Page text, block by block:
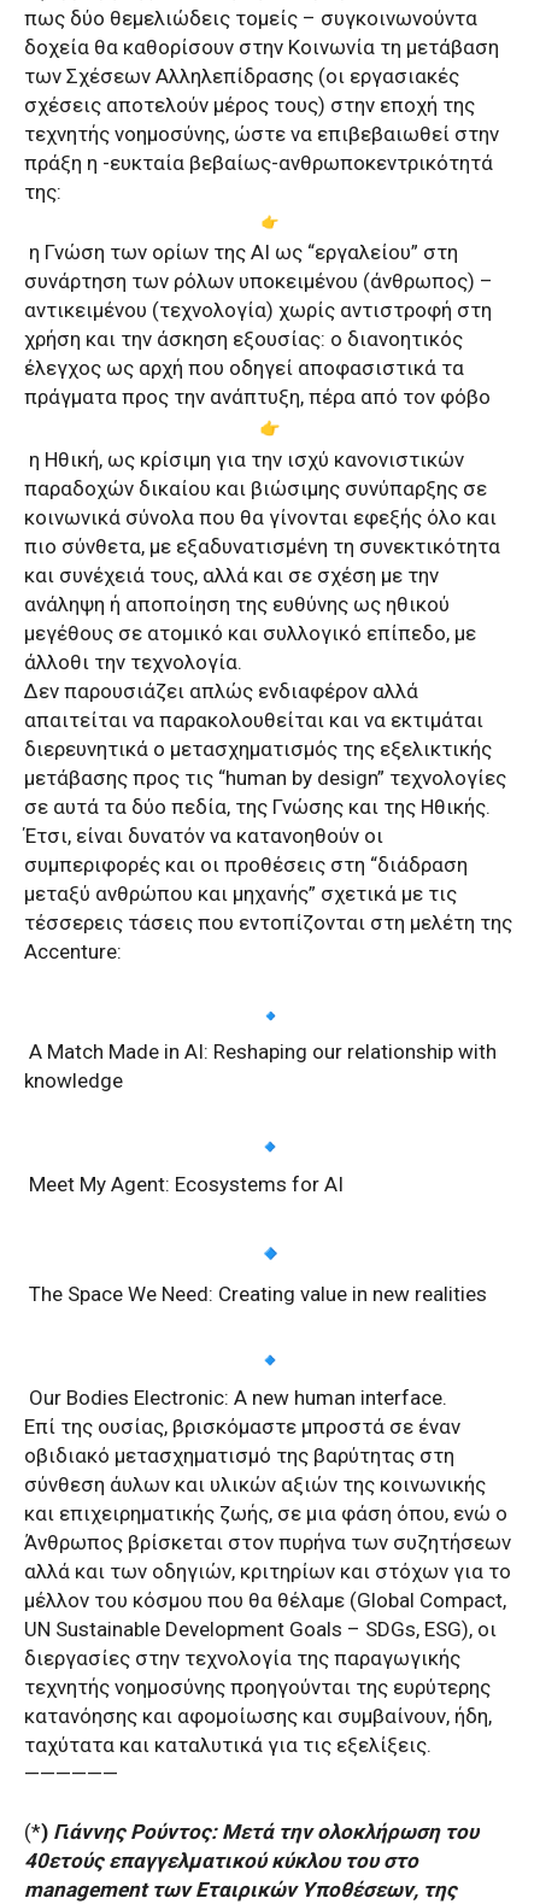
πως δύο θεμελιώδεις τομείς – συγκοινωνούντα
δοχεία θα καθορίσουν στην Κοινωνία τη μετάβαση
των Σχέσεων Αλληλεπίδρασης (οι εργασιακές
σχέσεις αποτελούν μέρος τους) στην εποχή της
τεχνητής νοημοσύνης, ώστε να επιβεβαιωθεί στην
πράξη η -ευκταία βεβαίως-ανθρωποκεντρικότητά
της:
η Γνώση των ορίων της ΑΙ ως “εργαλείου” στη
συνάρτηση των ρόλων υποκειμένου (άνθρωπος) –
αντικειμένου (τεχνολογία) χωρίς αντιστροφή στη
χρήση και την άσκηση εξουσίας: ο διανοητικός
έλεγχος ως αρχή που οδηγεί αποφασιστικά τα
πράγματα προς την ανάπτυξη, πέρα από τον φόβο
η Ηθική, ως κρίσιμη για την ισχύ κανονιστικών
παραδοχών δικαίου και βιώσιμης συνύπαρξης σε
κοινωνικά σύνολα που θα γίνονται εφεξής όλο και
πιο σύνθετα, με εξαδυνατισμένη τη συνεκτικότητα
και συνέχειά τους, αλλά και σε σχέση με την
ανάληψη ή αποποίηση της ευθύνης ως ηθικού
μεγέθους σε ατομικό και συλλογικό επίπεδο, με
άλλοθι την τεχνολογία.
Δεν παρουσιάζει απλώς ενδιαφέρον αλλά
απαιτείται να παρακολουθείται και να εκτιμάται
διερευνητικά ο μετασχηματισμός της εξελικτικής
μετάβασης προς τις “human by design” τεχνολογίες
σε αυτά τα δύο πεδία, της Γνώσης και της Ηθικής.
Έτσι, είναι δυνατόν να κατανοηθούν οι
συμπεριφορές και οι προθέσεις στη “διάδραση
μεταξύ ανθρώπου και μηχανής” σχετικά με τις
τέσσερεις τάσεις που εντοπίζονται στη μελέτη της
Accenture:
A Match Made in AI: Reshaping our relationship with
knowledge
Meet My Agent: Ecosystems for AI
The Space We Need: Creating value in new realities
Our Bodies Electronic: A new human interface.
Επί της ουσίας, βρισκόμαστε μπροστά σε έναν
οβιδιακό μετασχηματισμό της βαρύτητας στη
σύνθεση άυλων και υλικών αξιών της κοινωνικής
και επιχειρηματικής ζωής, σε μια φάση όπου, ενώ ο
Άνθρωπος βρίσκεται στον πυρήνα των συζητήσεων
αλλά και των οδηγιών, κριτηρίων και στόχων για το
μέλλον του κόσμου που θα θέλαμε (Global Compact,
UN Sustainable Development Goals – SDGs, ESG), οι
διεργασίες στην τεχνολογία της παραγωγικής
τεχνητής νοημοσύνης προηγούνται της ευρύτερης
κατανόησης και αφομοίωσης και συμβαίνουν, ήδη,
ταχύτατα και καταλυτικά για τις εξελίξεις.
——————
(*) Γιάννης Ρούντος: Μετά την ολοκλήρωση του
40ετούς επαγγελματικού κύκλου του στο
management των Εταιρικών Υποθέσεων, της